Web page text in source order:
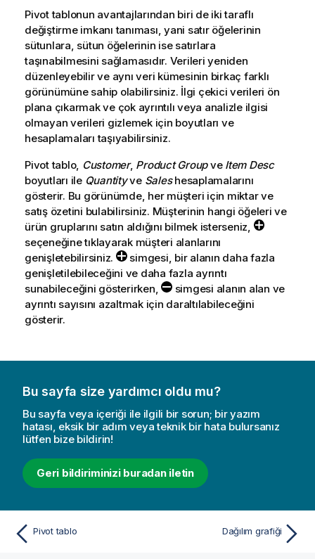
Pivot tablonun avantajlarından biri de iki taraflı
değiştirme imkanı tanıması, yani satır öğelerinin
sütunlara, sütun öğelerinin ise satırlara
taşınabilmesini sağlamasıdır. Verileri yeniden
düzenleyebilir ve aynı veri kümesinin birkaç farklı
görünümüne sahip olabilirsiniz. İlgi çekici verileri ön
plana çıkarmak ve çok ayrıntılı veya analizle ilgisi
olmayan verileri gizlemek için boyutları ve
hesaplamaları taşıyabilirsiniz.
Pivot tablo, Customer, Product Groupve Item Desc
boyutları ile Quantityve Saleshesaplamalarını
gösterir. Bu görünümde, her müşteri için miktar ve
satış özetini bulabilirsiniz. Müşterinin hangi öğeleri ve
ürün gruplarını satın aldığını bilmek isterseniz,
seçeneğine tıklayarak müşteri alanlarını
genişletebilirsiniz.
simgesi, bir alanın daha fazla
genişletilebileceğini ve daha fazla ayrıntı
sunabileceğini gösterirken,
simgesi alanın alan ve
ayrıntı sayısını azaltmak için daraltılabileceğini
gösterir.
Bu sayfa size yardımcı oldu mu?
Bu sayfa veya içeriği ile ilgili bir sorun; bir yazım
hatası, eksik bir adım veya teknik bir hata bulursanız
lütfen bize bildirin!
Geri bildiriminizi buradan iletin
Pivot tablo Dağılım grafiği